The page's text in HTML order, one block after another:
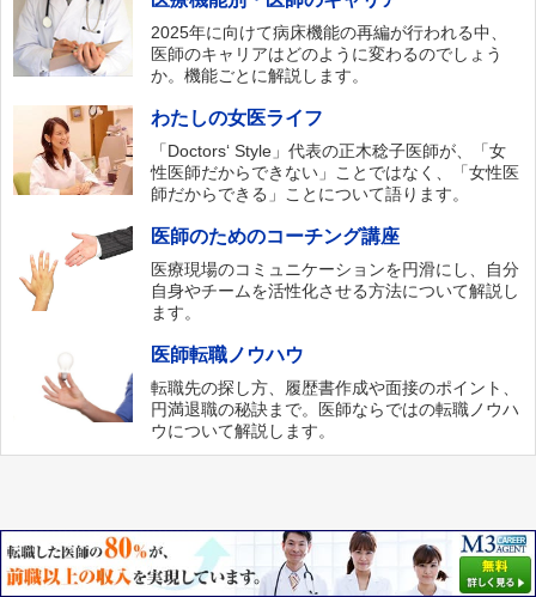
2025年に向けて病床機能の再編が行われる中、
医師のキャリアはどのように変わるのでしょう
か。機能ごとに解説します。
わたしの女医ライフ
「Doctors‘ Style」代表の正木稔子医師が、「女
性医師だからできない」ことではなく、「女性医
師だからできる」ことについて語ります。
医師のためのコーチング講座
医療現場のコミュニケーションを円滑にし、自分
自身やチームを活性化させる方法について解説し
ます。
医師転職ノウハウ
転職先の探し方、履歴書作成や面接のポイント、
円満退職の秘訣まで。医師ならではの転職ノウハ
ウについて解説します。